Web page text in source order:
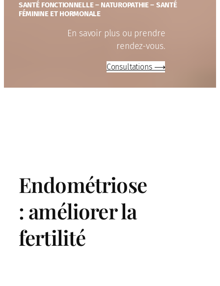
SANTÉ FONCTIONNELLE – NATUROPATHIE – SANTÉ
FÉMININE ET HORMONALE
En savoir plus ou prendre
rendez-vous.
Consultations ⟶
Endométriose
: améliorer la
fertilité